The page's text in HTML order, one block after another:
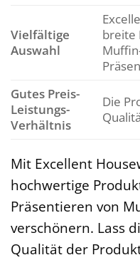
Vielfältige
Auswahl
breite
Gutes Preis-
Leistungs-
Verhältnis
Die
Mit Excellent
hochwertige
Präsentieren von
verschönern. Lass
Qualität der